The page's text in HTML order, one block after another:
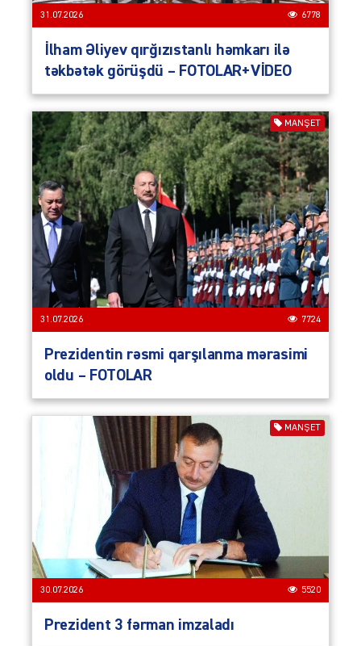
31.07.2026 6778
İlham Əliyev qırğızıstanlı həmkarı ilə
təkbətək görüşdü – FOTOLAR+VİDEO
MANŞET
31.07.2026 7724
Prezidentin rəsmi qarşılanma mərasimi
oldu – FOTOLAR
MANŞET
30.07.2026 5520
Prezident 3 fərman imzaladı